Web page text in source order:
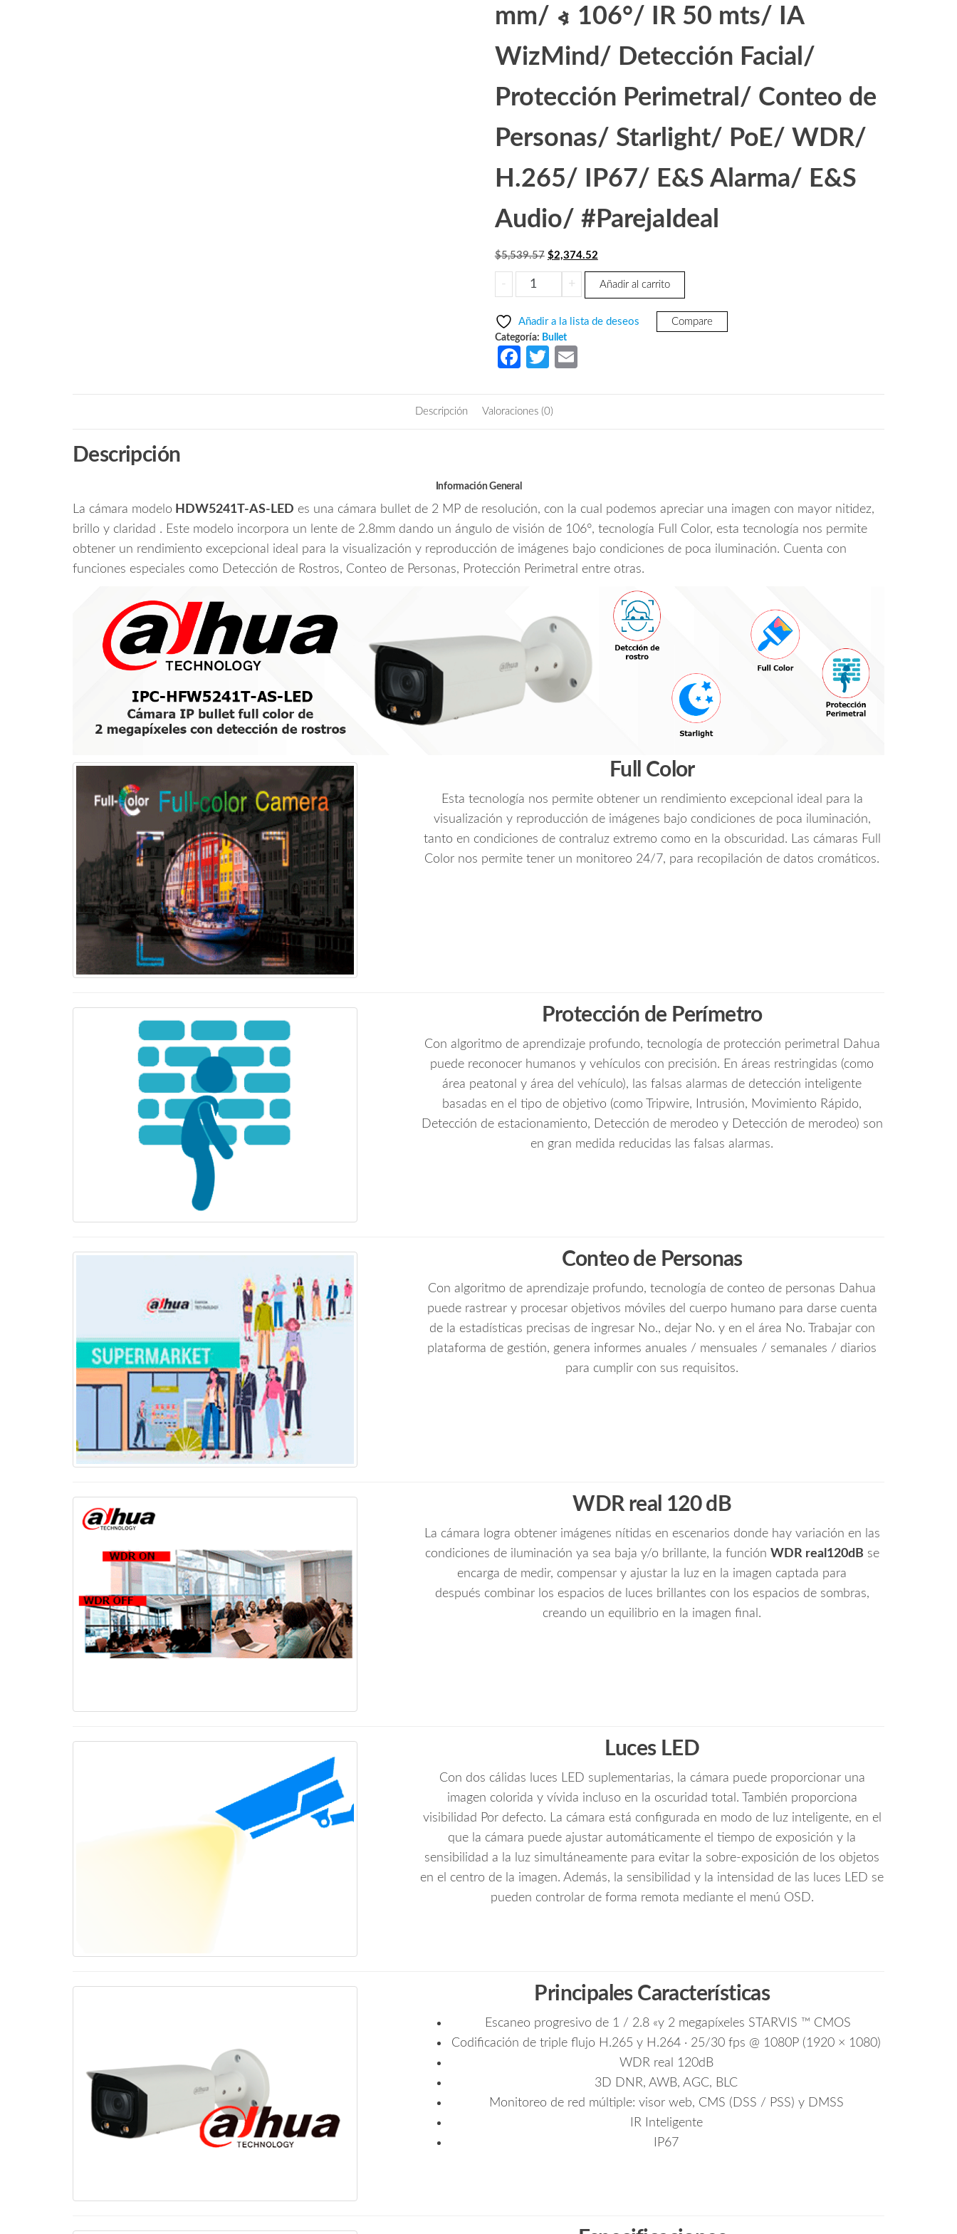
mm/ ∢ 106°/ IR 50 mts/ IA
WizMind/ Detección Facial/
Protección Perimetral/ Conteo de
Personas/ Starlight/ PoE/ WDR/
H.265/ IP67/ E&S Alarma/ E&S
Audio/ #ParejaIdeal
$5,539.57 El
precio
original
$5,539.57.
$2,374.52El
precio
actual
$2,374.52.
-
DAHUA
IPC-
AS-
LED-
0280B
IP
2
MP/
2.8
mm/
∢
mts/
WizMind/
Detección
Facial/
Personas/
PoE/
WDR/
H.265/
+ Añadir al carrito
Añadir a la lista de deseos Compare
Categoría: Bullet
Fa
T
itt
Descripción Valoraciones (0)
Descripción
Información General
La cámara modelo HDW5241T-AS-LED es una cámara bullet de 2 MP de resolución, con la cual podemos apreciar una imagen con mayor nitidez,
brillo y claridad . Este modelo incorpora un lente de 2.8mm dando un ángulo de visión de 106°, tecnología Full Color, esta tecnología nos permite
obtener un rendimiento excepcional ideal para la visualización y reproducción de imágenes bajo condiciones de poca iluminación. Cuenta con
funciones especiales como Detección de Rostros, Conteo de Personas, Protección Perimetral entre otras.
Full Color
Esta tecnología nos permite obtener un rendimiento excepcional ideal para la
visualización y reproducción de imágenes bajo condiciones de poca iluminación,
tanto en condiciones de contraluz extremo como en la obscuridad. Las cámaras Full
Color nos permite tener un monitoreo 24/7, para recopilación de datos cromáticos.
Protección de Perímetro
Con algoritmo de aprendizaje profundo, tecnología de protección perimetral Dahua
puede reconocer humanos y vehículos con precisión. En áreas restringidas (como
área peatonal y área del vehículo), las falsas alarmas de detección inteligente
basadas en el tipo de objetivo (como Tripwire, Intrusión, Movimiento Rápido,
Detección de estacionamiento, Detección de merodeo y Detección de merodeo) son
en gran medida reducidas las falsas alarmas.
Conteo de Personas
Con algoritmo de aprendizaje profundo, tecnología de conteo de personas Dahua
puede rastrear y procesar objetivos móviles del cuerpo humano para darse cuenta
de la estadísticas precisas de ingresar No., dejar No. y en el área No. Trabajar con
plataforma de gestión, genera informes anuales / mensuales / semanales / diarios
para cumplir con sus requisitos.
WDR real 120 dB
La cámara logra obtener imágenes nítidas en escenarios donde hay variación en las
condiciones de iluminación ya sea baja y/o brillante, la función WDR real120dB se
encarga de medir, compensar y ajustar la luz en la imagen captada para
después combinar los espacios de luces brillantes con los espacios de sombras,
creando un equilibrio en la imagen final.
Luces LED
Con dos cálidas luces LED suplementarias, la cámara puede proporcionar una
imagen colorida y vívida incluso en la oscuridad total. También proporciona
visibilidad Por defecto. La cámara está configurada en modo de luz inteligente, en el
que la cámara puede ajustar automáticamente el tiempo de exposición y la
sensibilidad a la luz simultáneamente para evitar la sobre-exposición de los objetos
en el centro de la imagen. Además, la sensibilidad y la intensidad de las luces LED se
pueden controlar de forma remota mediante el menú OSD.
Principales Características
Escaneo progresivo de 1 / 2.8 «y 2 megapíxeles STARVIS ™ CMOS
Codificación de triple flujo H.265 y H.264 · 25/30 fps @ 1080P (1920 × 1080)
WDR real 120dB
3D DNR, AWB, AGC, BLC
Monitoreo de red múltiple: visor web, CMS (DSS / PSS) y DMSS
IR Inteligente
IP67